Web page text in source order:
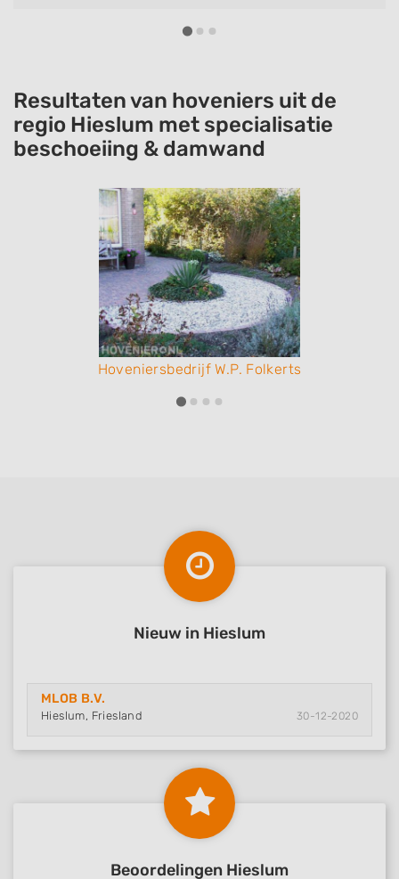
Resultaten van hoveniers uit de
regio Hieslum met specialisatie
beschoeiing & damwand
Hoveniersbedrijf W.P. Folkerts
Nieuw in Hieslum
MLOB B.V.
Hieslum, Friesland 30-12-2020
Beoordelingen Hieslum